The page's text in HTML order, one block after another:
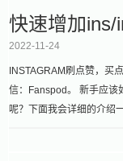
快速增加ins/
2022-11-24
INSTAGRAM刷点赞，买
信：Fanspod。 新手应该
呢？下面我会详细的介绍